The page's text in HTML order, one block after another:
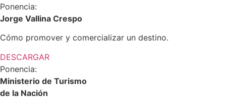
Ponencia:
Jorge Vallina Crespo
Cómo promover y comercializar un destino.
DESCARGAR
Ponencia:
Ministerio de Turismo
de la Nación